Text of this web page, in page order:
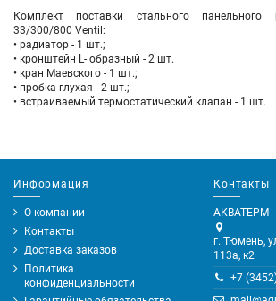
Комплект поставки стального панельного
33/300/800 Ventil:
• радиатор - 1 шт.;
• кронштейн L- образный - 2 шт.
• кран Маевского - 1 шт.;
• пробка глухая - 2 шт.;
• встраиваемый термостатический клапан - 1 шт.
Информация
О компании
Контакты
Доставка заказов
Политика
конфиденциальности
Контакты
АКВАТЕРМ
г. Тюмень,
113а, к2
+7